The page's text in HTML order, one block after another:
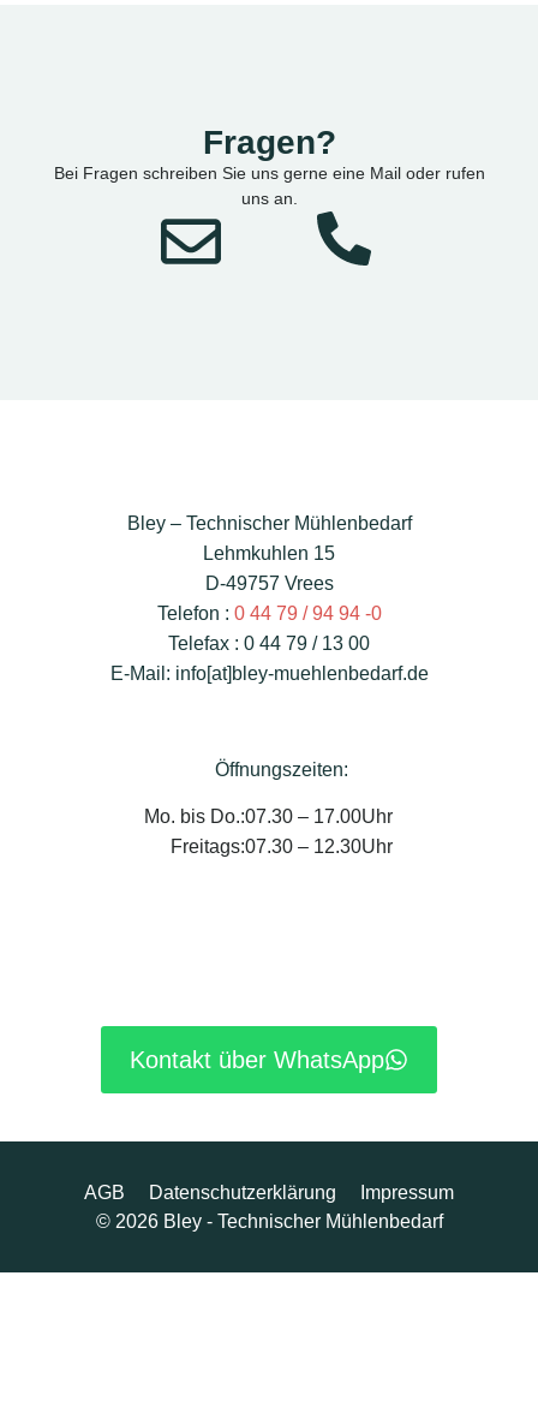
Fragen?
Bei Fragen schreiben Sie uns gerne eine Mail oder rufen
uns an.
Bley – Technischer Mühlenbedarf
Lehmkuhlen 15
D-49757 Vrees
Telefon : 0 44 79 / 94 94 -0
Telefax : 0 44 79 / 13 00
E-Mail: info[at]bley-muehlenbedarf.de
Öffnungszeiten:
Mo. bis Do.:
Freitags:
07.30 – 17.00Uhr
07.30 – 12.30Uhr
Kontakt über WhatsApp
© 2026 Bley - Technischer Mühlenbedarf
AGB Datenschutzerklärung Impressum